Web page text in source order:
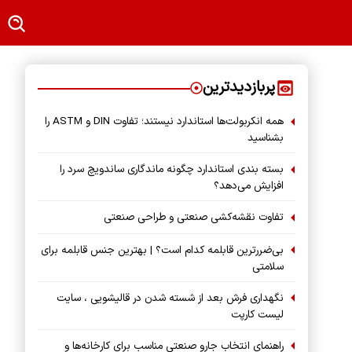
پربازدیدترین
همه انکربولت‌ها استاندارد نیستند؛ تفاوت DIN و ASTM را
بشناسید
بسته‌ بندی استاندارد چگونه ماندگاری ساندویچ سرد را
افزایش می‌دهد؟
تفاوت نقشه‌کشی صنعتی و طراحی صنعتی
بی‌ضررترین قابلمه کدام است؟ | بهترین جنس قابلمه برای
سلامتی
نگهداری فرش بعد از شسته شدن در قالیشویی ، سایت
لیست کارپت
راهنمای انتخاب جارو صنعتی مناسب برای کارخانه‌ها و